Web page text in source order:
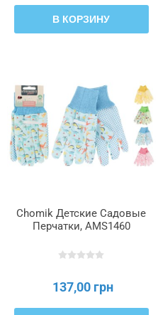
В КОРЗИНУ
Chomik Детские Садовые
Перчатки, AMS1460
137,00 грн